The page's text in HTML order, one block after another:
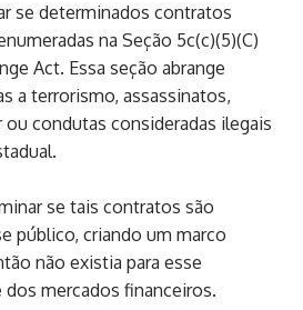
se determinados contratos
na Seção 5c(c)(5)(C)
Act. Essa seção abrange
a terrorismo, assassinatos,
ou condutas consideradas ilegais
se tais contratos são
público, criando um marco
não existia para esse
mercados financeiros.